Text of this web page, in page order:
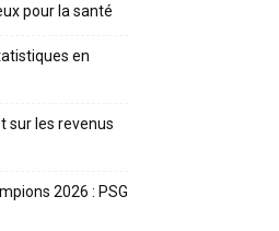
pour la santé
en
sur les revenus
2026 : PSG